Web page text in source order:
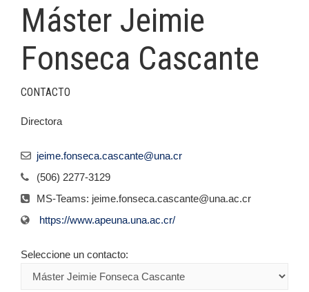
Máster Jeimie
Fonseca Cascante
CONTACTO
Directora
jeime.fonseca.cascante@una.cr
(506) 2277-3129
MS-Teams: jeime.fonseca.cascante@una.ac.cr
https://www.apeuna.una.ac.cr/
Seleccione un contacto: